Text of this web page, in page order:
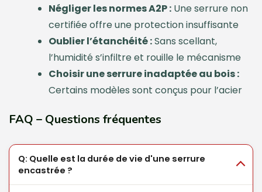
Négliger les normes A2P : Une serrure non
certifiée offre une protection insuffisante
Oublier l’étanchéité :Sans scellant,
l’humidité s’infiltre et rouille le mécanisme
Choisir une serrure inadaptée au bois :
Certains modèles sont conçus pour l’acier
FAQ – Questions fréquentes
Q: Quelle est la durée de vie d'une serrure
encastrée ?